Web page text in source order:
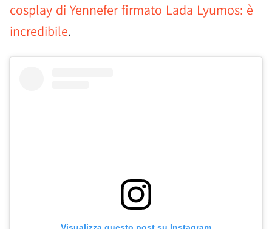
cosplay di Yennefer firmato Lada Lyumos: è
incredibile.